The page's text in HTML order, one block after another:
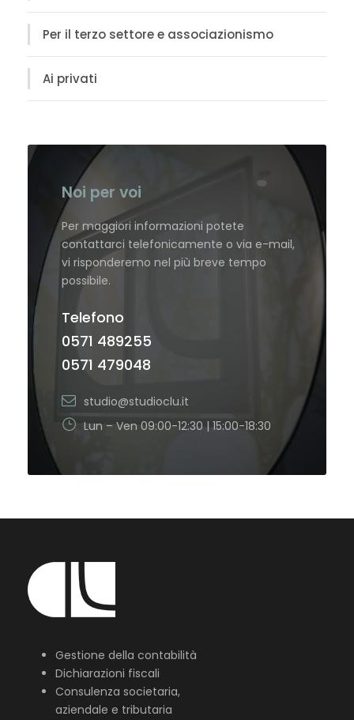
Per il terzo settore e associazionismo
Ai privati
Noi per voi
Per maggiori informazioni potete
contattarci telefonicamente o via e-mail,
vi risponderemo nel più breve tempo
possibile.
Telefono
0571 489255
0571 479048
studio@studioclu.it
Lun – Ven 09:00-12:30 | 15:00-18:30
Gestione della contabilità
Dichiarazioni fiscali
Consulenza societaria,
aziendale e tributaria